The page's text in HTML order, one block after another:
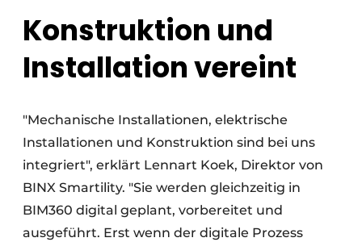
Konstruktion und
Installation vereint
"Mechanische Installationen, elektrische
Installationen und Konstruktion sind bei uns
integriert", erklärt Lennart Koek, Direktor von
BINX Smartility. "Sie werden gleichzeitig in
BIM360 digital geplant, vorbereitet und
ausgeführt. Erst wenn der digitale Prozess